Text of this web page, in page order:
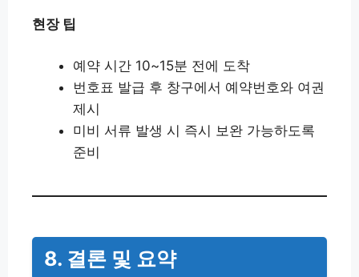
현장 팁
예약 시간 10~15분 전에 도착
번호표 발급 후 창구에서 예약번호와 여권
제시
미비 서류 발생 시 즉시 보완 가능하도록
준비
8. 결론 및 요약